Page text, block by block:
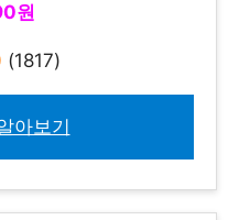
원
(1817)
아보기